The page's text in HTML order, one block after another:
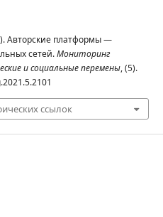
Авторские платформы —
сетей.Мониторинг
и социальные перемены, (5).
ссылок